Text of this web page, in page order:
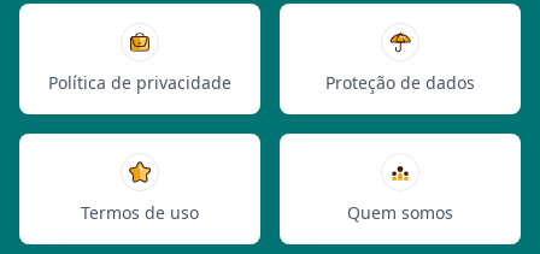
Política de privacidade Proteção de dados
Termos de uso Quem somos